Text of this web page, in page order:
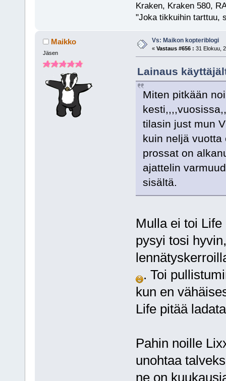
Kraken, Kraken 580,
"Joka tikkuihin tarttuu,
Maikko
Jäsen
Vs: Maikon kopteriblogi
« Vastaus #656 : 31 Elokuu,
Lainaus
Miten pitkään
tilasin just mun
kuin neljä
prossat on
ajattelin
sisältä.
Mulla ei toi
pysyi tosi
. Toi
kun en
Life pitää
Pahin noille
unohtaa
ne on